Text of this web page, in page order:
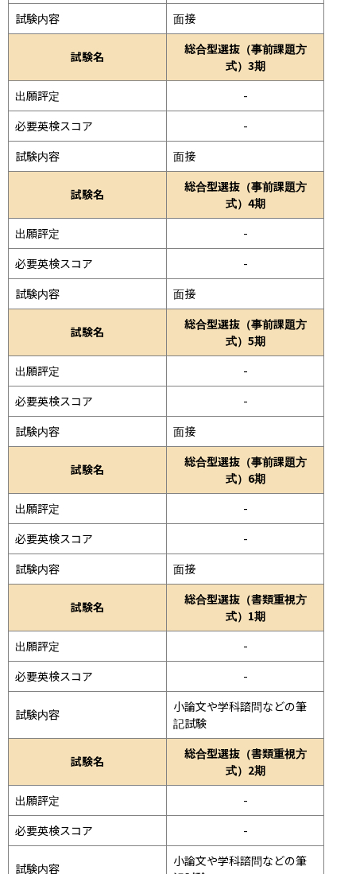
試験内容
面接
試験名
総合型選抜（事前課題方
式）3期
出願評定
-
必要英検スコア
-
試験内容
面接
試験名
総合型選抜（事前課題方
式）4期
出願評定
-
必要英検スコア
-
試験内容
面接
試験名
総合型選抜（事前課題方
式）5期
出願評定
-
必要英検スコア
-
試験内容
面接
試験名
総合型選抜（事前課題方
式）6期
出願評定
-
必要英検スコア
-
試験内容
面接
試験名
総合型選抜（書類重視方
式）1期
出願評定
-
必要英検スコア
-
試験内容
小論文や学科諮問などの筆
記試験
試験名
総合型選抜（書類重視方
式）2期
出願評定
-
必要英検スコア
-
試験内容
小論文や学科諮問などの筆